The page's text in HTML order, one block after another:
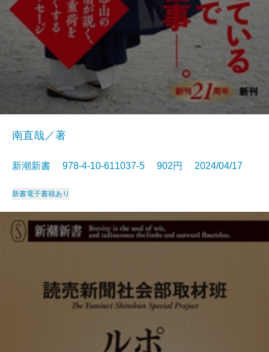
南直哉／著
新潮新書 978-4-10-611037-5 902円 2024/04/17
新書電子書籍あり